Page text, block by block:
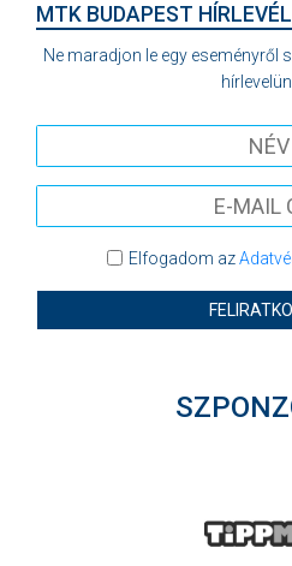
MTK BUDAPEST HÍRLEVÉL
Ne maradjon le egy eseményről
Elfogadom az